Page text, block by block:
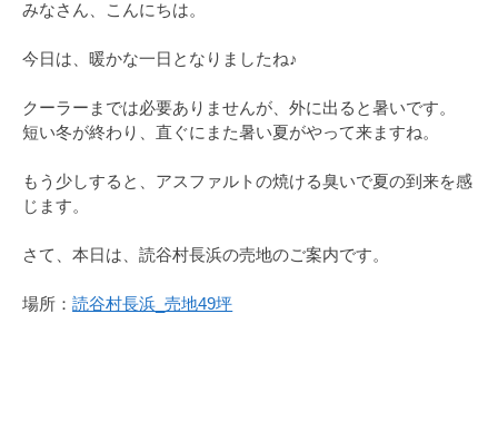
みなさん、こんにちは。
今日は、暖かな一日となりましたね♪
クーラーまでは必要ありませんが、外に出ると暑いです。
短い冬が終わり、直ぐにまた暑い夏がやって来ますね。
もう少しすると、アスファルトの焼ける臭いで夏の到来を感
じます。
さて、本日は、読谷村長浜の売地のご案内です。
場所：読谷村長浜_売地49坪